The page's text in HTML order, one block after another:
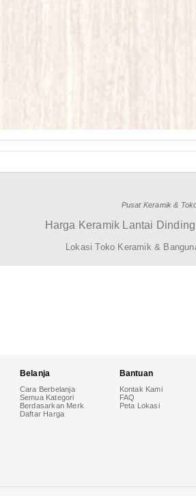
Pusat Keramik &
Harga Keramik Lantai
Lokasi Toko Keramik &
Belanja
Cara Berbelanja
Semua Kategori
Berdasarkan Merk
Daftar Harga
Bantuan
Kontak Kami
FAQ
Peta Lokasi